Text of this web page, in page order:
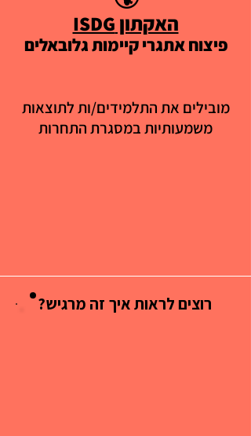
האקתון ISDG
פיצוח אתגרי קיימות גלובאלים
מובילים את התלמידים/ות לתוצאות
משמעותיות במסגרת התחרות
?רוצים לראות איך זה מרגיש
?רוצים לראות איך זה מרגיש